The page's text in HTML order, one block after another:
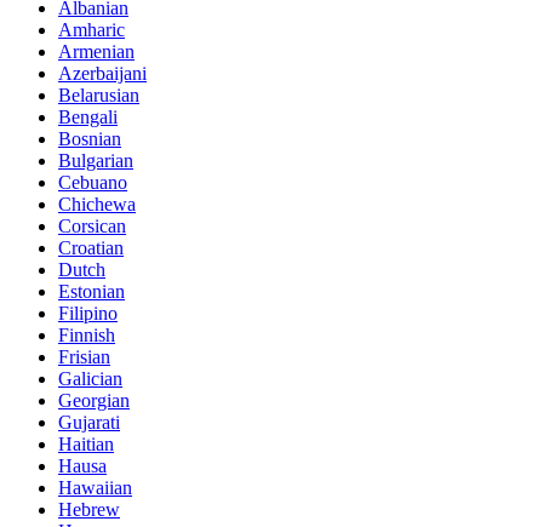
Albanian
Amharic
Armenian
Azerbaijani
Belarusian
Bengali
Bosnian
Bulgarian
Cebuano
Chichewa
Corsican
Croatian
Dutch
Estonian
Filipino
Finnish
Frisian
Galician
Georgian
Gujarati
Haitian
Hausa
Hawaiian
Hebrew